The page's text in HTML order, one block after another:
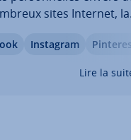
sites Internet, la
se livrent
Instagram
Lire la